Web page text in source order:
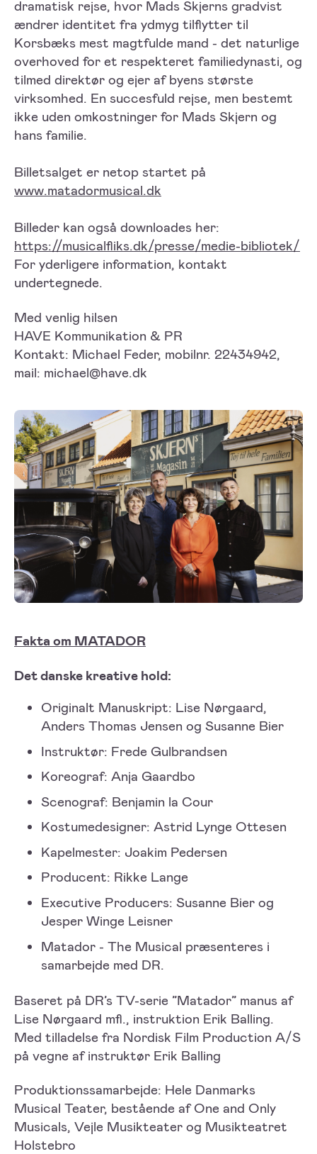
dramatisk rejse, hvor Mads Skjerns gradvist
ændrer identitet fra ydmyg tilflytter til
Korsbæks mest magtfulde mand - det naturlige
overhoved for et respekteret familiedynasti, og
tilmed direktør og ejer af byens største
virksomhed. En succesfuld rejse, men bestemt
ikke uden omkostninger for Mads Skjern og
hans familie.
Billetsalget er netop startet på
www.matadormusical.dk
Billeder kan også downloades her:
https://musicalfliks.dk/presse/medie-bibliotek/
For yderligere information, kontakt
undertegnede.
Med venlig hilsen
HAVE Kommunikation & PR
Kontakt: Michael Feder, mobilnr. 22434942,
mail: michael@have.dk
Fakta om MATADOR
Det danske kreative hold:
Originalt Manuskript: Lise Nørgaard,
Anders Thomas Jensen og Susanne Bier
Instruktør: Frede Gulbrandsen
Koreograf: Anja Gaardbo
Scenograf: Benjamin la Cour
Kostumedesigner: Astrid Lynge Ottesen
Kapelmester: Joakim Pedersen
Producent: Rikke Lange
Executive Producers: Susanne Bier og
Jesper Winge Leisner
Matador - The Musical præsenteres i
samarbejde med DR.
Baseret på DR’s TV-serie ”Matador” manus af
Lise Nørgaard mfl., instruktion Erik Balling.
Med tilladelse fra Nordisk Film Production A/S
på vegne af instruktør Erik Balling
Produktionssamarbejde: Hele Danmarks
Musical Teater, bestående af One and Only
Musicals, Vejle Musikteater og Musikteatret
Holstebro